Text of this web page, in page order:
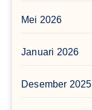
Mei 2026
Januari 2026
Desember 2025